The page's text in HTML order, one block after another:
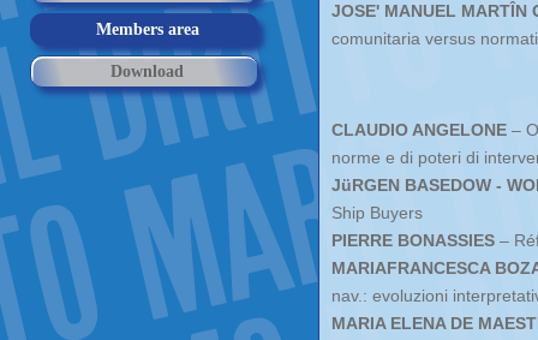
JOSE' MANUEL MARTÎN
comunitaria versus
CLAUDIO ANGELONE –
norme e di poteri di
JüRGEN BASEDOW -
Ship Buyers
PIERRE BONASSIES –
MARIAFRANCESCA
nav.: evoluzioni
MARIA ELENA DE
Members area
Download